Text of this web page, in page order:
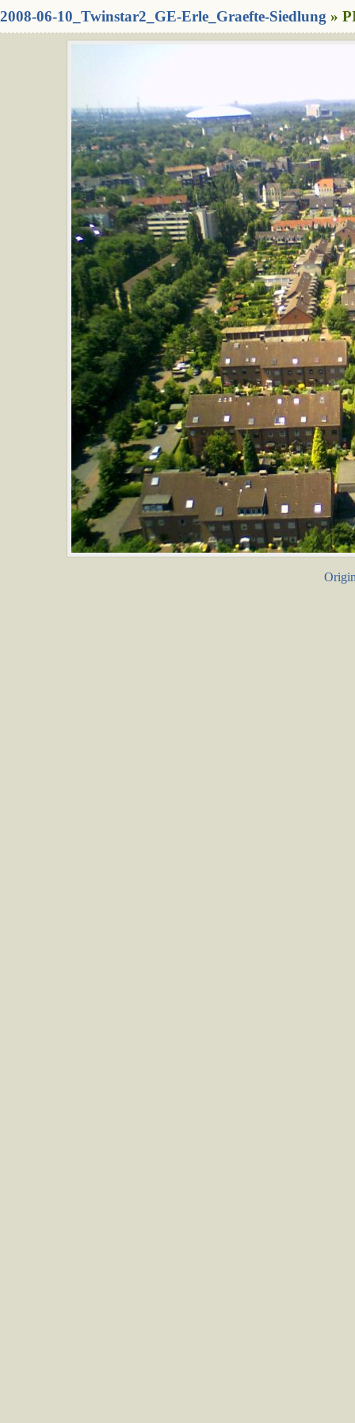
2008-06-10_Twinstar2_GE-Erle_Graefte-Siedlung »